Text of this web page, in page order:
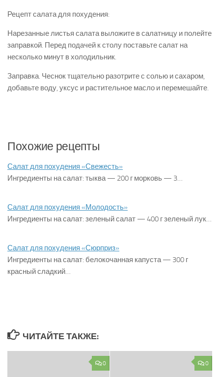
Рецепт салата для похудения:
Нарезанные листья салата выложите в салатницу и полейте
заправкой. Перед подачей к столу по­ставьте салат на
несколько минут в холодильник.
Заправка. Чеснок тщательно разотрите с солью и сахаром,
добавьте воду, уксус и растительное масло и перемешайте.
Похожие рецепты
Салат для похудения «Свежесть»
Ингредиенты на салат: тыква — 200 г морковь — 3…
Салат для похудения «Молодость»
Ингредиенты на салат: зеленый салат — 400 г зеленый лук…
Салат для похудения «Сюрприз»
Ингредиенты на салат: белокочанная капуста — 300 г
красный сладкий…
ЧИТАЙТЕ ТАКЖЕ:
0 0